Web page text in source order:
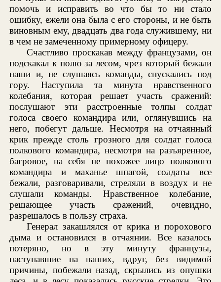
помочь и исправить во что бы то ни стало
ошибку, ежели она была с его стороны, и не быть
виновным ему, двадцать два года служившему, ни
в чем не замеченному примерному офицеру.
Счастливо проскакав между французами, он
подскакал к полю за лесом, чрез который бежали
наши и, не слушаясь команды, спускались под
гору. Наступила та минута нравственного
колебания, которая решает участь сражений:
послушают эти расстроенные толпы солдат
голоса своего командира или, оглянувшись на
него, побегут дальше. Несмотря на отчаянный
крик прежде столь грозного для солдат голоса
полкового командира, несмотря на разъяренное,
багровое, на себя не похожее лицо полкового
командира и маханье шпагой, солдаты все
бежали, разговаривали, стреляли в воздух и не
слушали команды. Нравственное колебание,
решающее участь сражений, очевидно,
разрешалось в пользу страха.
Генерал закашлялся от крика и порохового
дыма и остановился в отчаянии. Все казалось
потеряно, но в эту минуту французы,
наступавшие на наших, вдруг, без видимой
причины, побежали назад, скрылись из опушки